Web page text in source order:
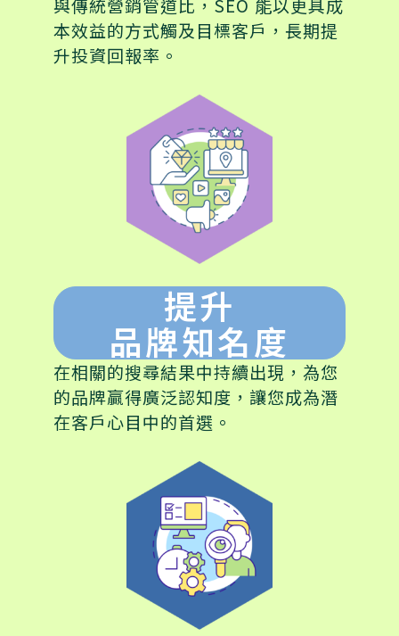
與傳統營銷管道比，SEO 能以更具成
本效益的方式觸及目標客戶，長期提
升投資回報率。
提升
品牌知名度​​
在相關的搜尋結果中持續出現，為您
的品牌贏得廣泛認知度，讓您成為潛
在客戶心目中的首選。